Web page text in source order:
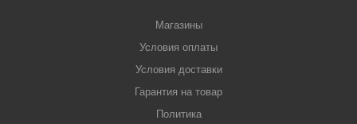
Магазины
Условия оплаты
Условия доставки
Гарантия на товар
Политика